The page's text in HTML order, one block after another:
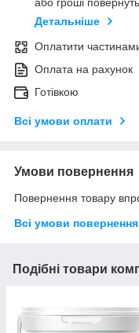
або гроші
Детальніше
Оплатити
Оплата на рахунок
Готівкою
Всі умови оплати
Умови повернення
Повернення товару
Всі умови повернення
Подібні товари